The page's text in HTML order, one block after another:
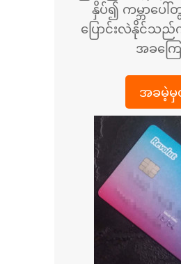
နှိပ်၍ ကမ္ဘာပေ
ပြောင်းလဲနိုင်သ
အခကြေ
အခမဲ့